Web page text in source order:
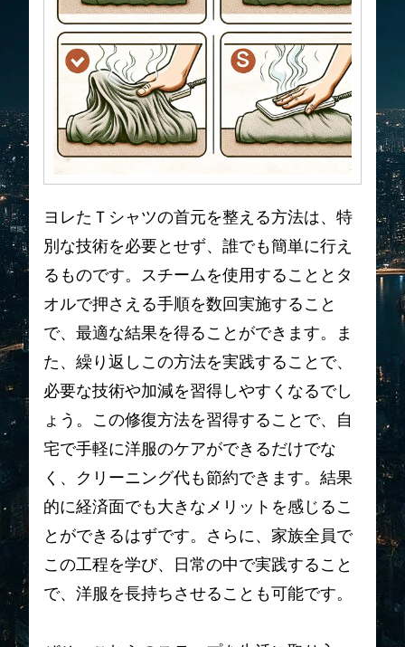
ヨレたＴシャツの首元を整える方法は、特
別な技術を必要とせず、誰でも簡単に行え
るものです。スチームを使用することとタ
オルで押さえる手順を数回実施すること
で、最適な結果を得ることができます。ま
た、繰り返しこの方法を実践することで、
必要な技術や加減を習得しやすくなるでし
ょう。この修復方法を習得することで、自
宅で手軽に洋服のケアができるだけでな
く、クリーニング代も節約できます。結果
的に経済面でも大きなメリットを感じるこ
とができるはずです。さらに、家族全員で
この工程を学び、日常の中で実践すること
で、洋服を長持ちさせることも可能です。